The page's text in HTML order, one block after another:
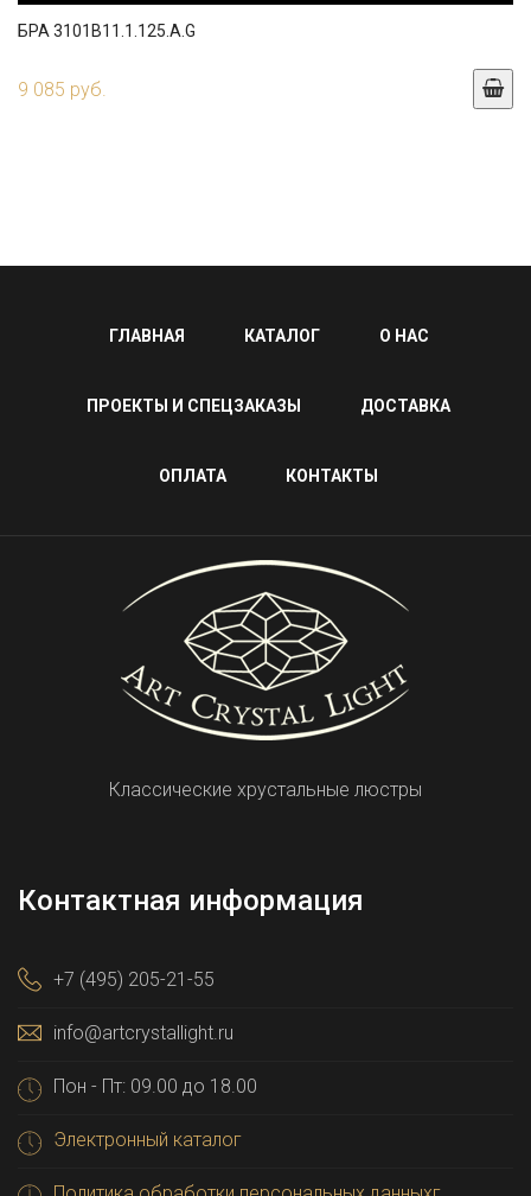
БРА 3101B11.1.125.A.G
9 085 руб.
ГЛАВНАЯ КАТАЛОГ О НАС
ПРОЕКТЫ И СПЕЦЗАКАЗЫ ДОСТАВКА
ОПЛАТА КОНТАКТЫ
Классические хрустальные люстры
Контактная информация
+7 (495) 205-21-55
info@artcrystallight.ru
Пон - Пт: 09.00 до 18.00
Электронный каталог